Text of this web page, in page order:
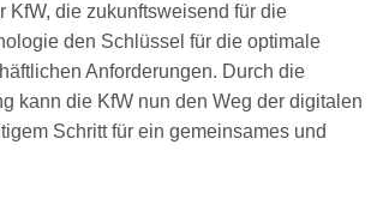
KfW, die zukunftsweisend für die
den Schlüssel für die optimale
Anforderungen. Durch die
kann die KfW nun den Weg der digitalen
Schritt für ein gemeinsames und